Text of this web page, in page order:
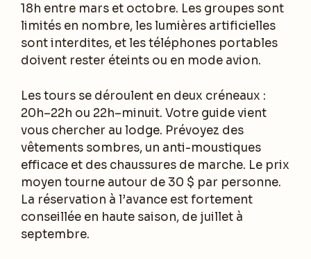
18h entre mars et octobre. Les groupes sont
limités en nombre, les lumières artificielles
sont interdites, et les téléphones portables
doivent rester éteints ou en mode avion.
Les tours se déroulent en deux créneaux :
20h–22h ou 22h–minuit. Votre guide vient
vous chercher au lodge. Prévoyez des
vêtements sombres, un anti-moustiques
efficace et des chaussures de marche. Le prix
moyen tourne autour de 30 $ par personne.
La réservation à l’avance est fortement
conseillée en haute saison, de juillet à
septembre.